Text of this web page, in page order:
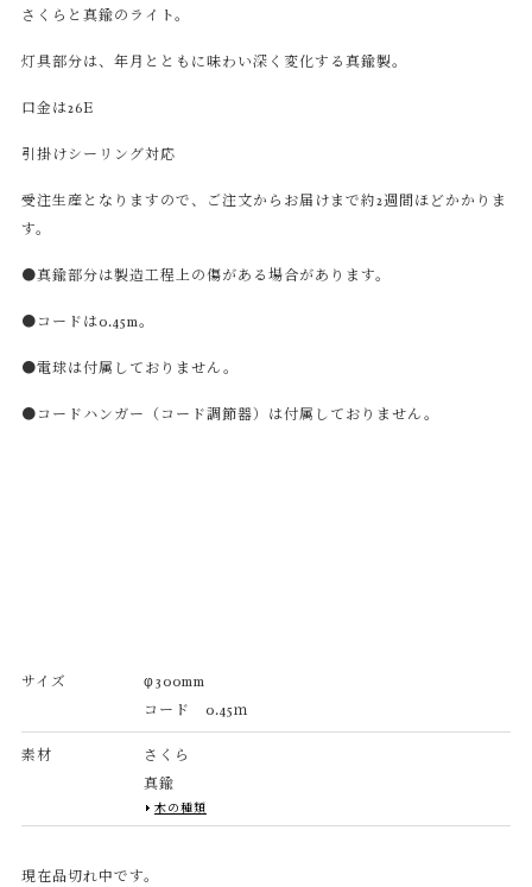
さくらと真鍮のライト。
灯具部分は、年月とともに味わい深く変化する真鍮製。
口金は26E
引掛けシーリング対応
受注生産となりますので、ご注文からお届けまで約2週間ほどかかりま
す。
●真鍮部分は製造工程上の傷がある場合があります。
●コードは0.45m。
●電球は付属しておりません。
●コードハンガー（コード調節器）は付属しておりません。
サイズ
φ300mm
コード 0.45ｍ
素材
さくら
真鍮
木の種類
現在品切れ中です。